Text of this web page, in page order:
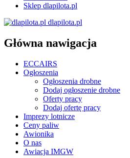
Sklep dlapilota.pl
dlapilota.pl
Główna nawigacja
ECCAIRS
Ogłoszenia
Ogłoszenia drobne
Dodaj ogłoszenie drobne
Oferty pracy
Dodaj ofertę pracy
Imprezy lotnicze
Ceny paliw
Awionika
O nas
Awiacja IMGW